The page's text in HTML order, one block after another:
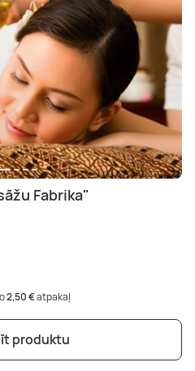
Fabrika"
2,50 €atpakaļ
produktu